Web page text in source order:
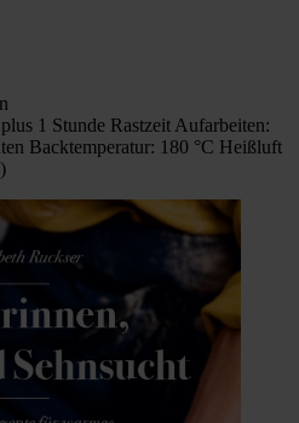
1 Stunde Rastzeit Aufarbeiten:
Backtemperatur: 180 °C Heißluft